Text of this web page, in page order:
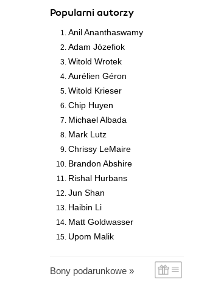
Popularni autorzy
Anil Ananthaswamy
Adam Józefiok
Witold Wrotek
Aurélien Géron
Witold Krieser
Chip Huyen
Michael Albada
Mark Lutz
Chrissy LeMaire
Brandon Abshire
Rishal Hurbans
Jun Shan
Haibin Li
Matt Goldwasser
Upom Malik
Bony podarunkowe »